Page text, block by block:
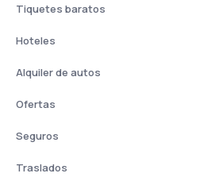
Tiquetes baratos
Hoteles
Alquiler de autos
Ofertas
Seguros
Traslados